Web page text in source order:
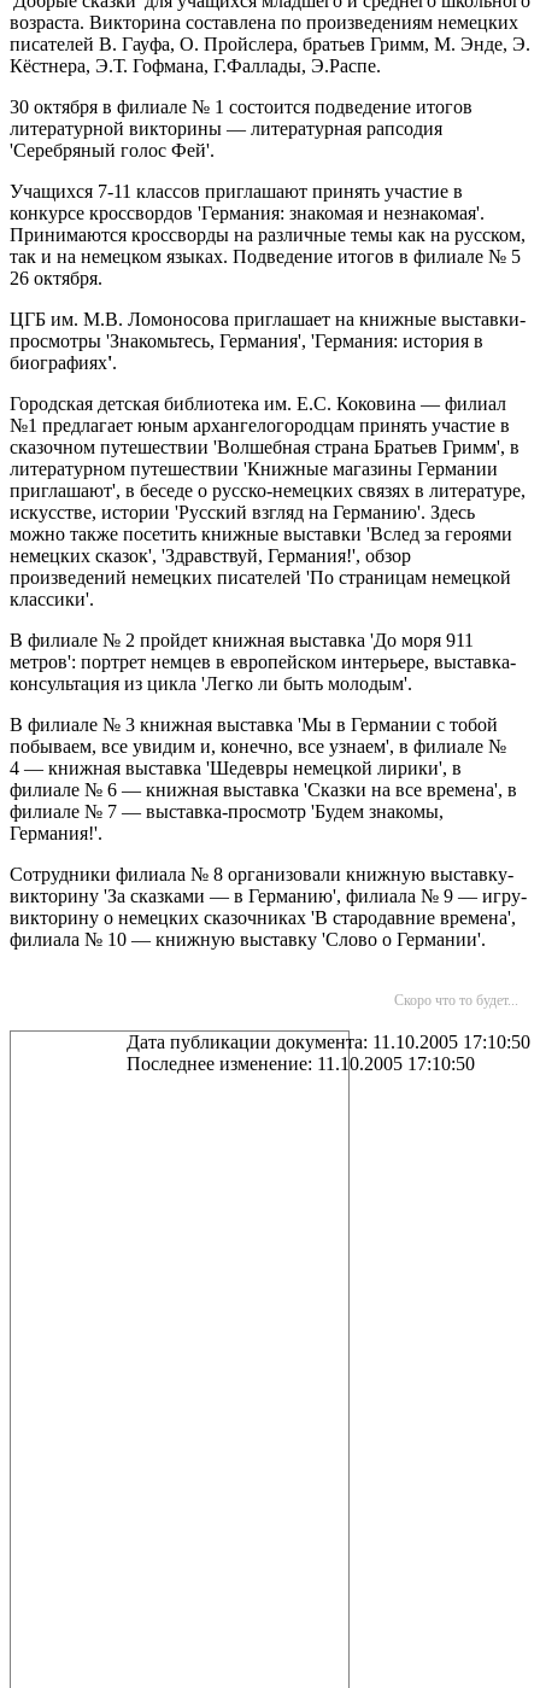
возраста. Викторина составлена по произведениям немецких
писателей В. Гауфа, О. Пройслера, братьев Гримм, М. Энде, Э.
Кёстнера, Э.Т. Гофмана, Г.Фаллады, Э.Распе.
30 октября в филиале № 1 состоится подведение итогов
литературной викторины — литературная рапсодия
'Серебряный голос Фей'.
Учащихся 7-11 классов приглашают принять участие в
конкурсе кроссвордов 'Германия: знакомая и незнакомая'.
Принимаются кроссворды на различные темы как на русском,
так и на немецком языках. Подведение итогов в филиале № 5
26 октября.
ЦГБ им. М.В. Ломоносова приглашает на книжные выставки-
просмотры 'Знакомьтесь, Германия', 'Германия: история в
биографиях'.
Городская детская библиотека им. Е.С. Коковина — филиал
№1 предлагает юным архангелогородцам принять участие в
сказочном путешествии 'Волшебная страна Братьев Гримм', в
литературном путешествии 'Книжные магазины Германии
приглашают', в беседе о русско-немецких связях в литературе,
искусстве, истории 'Русский взгляд на Германию'. Здесь
можно также посетить книжные выставки 'Вслед за героями
немецких сказок', 'Здравствуй, Германия!', обзор
произведений немецких писателей 'По страницам немецкой
классики'.
В филиале № 2 пройдет книжная выставка 'До моря 911
метров': портрет немцев в европейском интерьере, выставка-
консультация из цикла 'Легко ли быть молодым'.
В филиале № 3 книжная выставка 'Мы в Германии с тобой
побываем, все увидим и, конечно, все узнаем', в филиале №
4 — книжная выставка 'Шедевры немецкой лирики', в
филиале № 6 — книжная выставка 'Сказки на все времена', в
филиале № 7 — выставка-просмотр 'Будем знакомы,
Германия!'.
Сотрудники филиала № 8 организовали книжную выставку-
викторину 'За сказками — в Германию', филиала № 9 — игру-
викторину о немецких сказочниках 'В стародавние времена',
филиала № 10 — книжную выставку 'Слово о Германии'.
Скоро что то будет...
Дата публикации документа: 11.10.2005 17:10:50
Последнее изменение: 11.10.2005 17:10:50